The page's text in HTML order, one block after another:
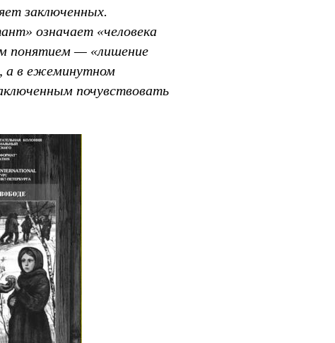
заключенных.
означает «человека
понятием — «лишение
а в ежеминутном
почувствовать